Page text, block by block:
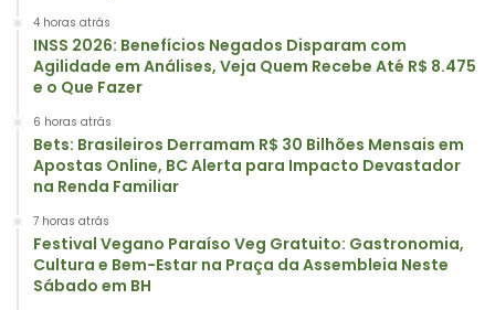
4 horas atrás
INSS 2026: Benefícios Negados Disparam com
Agilidade em Análises, Veja Quem Recebe Até R$ 8.475
e o Que Fazer
6 horas atrás
Bets: Brasileiros Derramam R$ 30 Bilhões Mensais em
Apostas Online, BC Alerta para Impacto Devastador
na Renda Familiar
7 horas atrás
Festival Vegano Paraíso Veg Gratuito: Gastronomia,
Cultura e Bem-Estar na Praça da Assembleia Neste
Sábado em BH